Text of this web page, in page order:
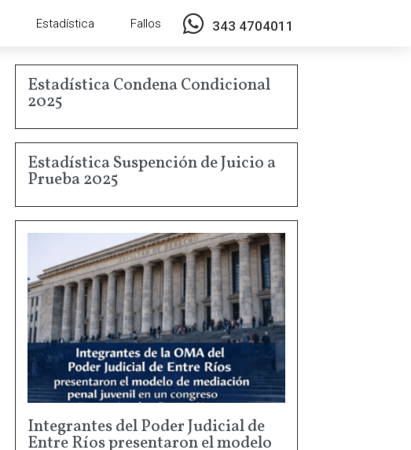
Estadística Fallos 343 4704011
Estadística Condena Condicional
2025
Estadística Suspención de Juicio a
Prueba 2025
Integrantes del Poder Judicial de
Entre Ríos presentaron el modelo